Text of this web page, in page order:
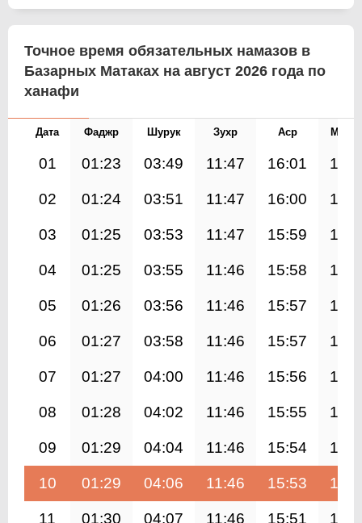
Точное время обязательных намазов в
Базарных Матаках на август 2026 года по
ханафи
Дата Фаджр Шурук Зухр Аср
01 01:23 03:49 11:47 16:01
02 01:24 03:51 11:47 16:00
03 01:25 03:53 11:47 15:59
04 01:25 03:55 11:46 15:58
05 01:26 03:56 11:46 15:57
06 01:27 03:58 11:46 15:57
07 01:27 04:00 11:46 15:56
08 01:28 04:02 11:46 15:55
09 01:29 04:04 11:46 15:54
10 01:29 04:06 11:46 15:53
11 01:30 04:07 11:46 15:51